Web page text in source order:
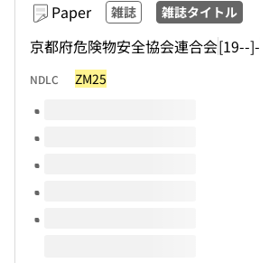
Paper 雑誌 雑誌タイトル
京都府危険物安全協会連合会[19--]-
NDLC ZM25
Volumes of this title